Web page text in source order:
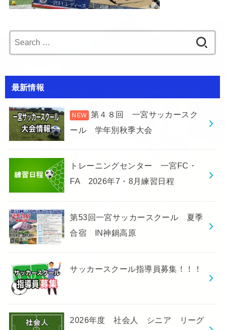
for:
最新情報
第４８回 一宮サッカースク
ール 学年別秋季大会
トレーニングセンター 一宮FC・
FA 2026年7・8月練習日程
第53回一宮サッカースクール 夏季
合宿 IN神鍋高原
サッカースクール指導員募集！！！
2026年度 社会人 シニア リーグ